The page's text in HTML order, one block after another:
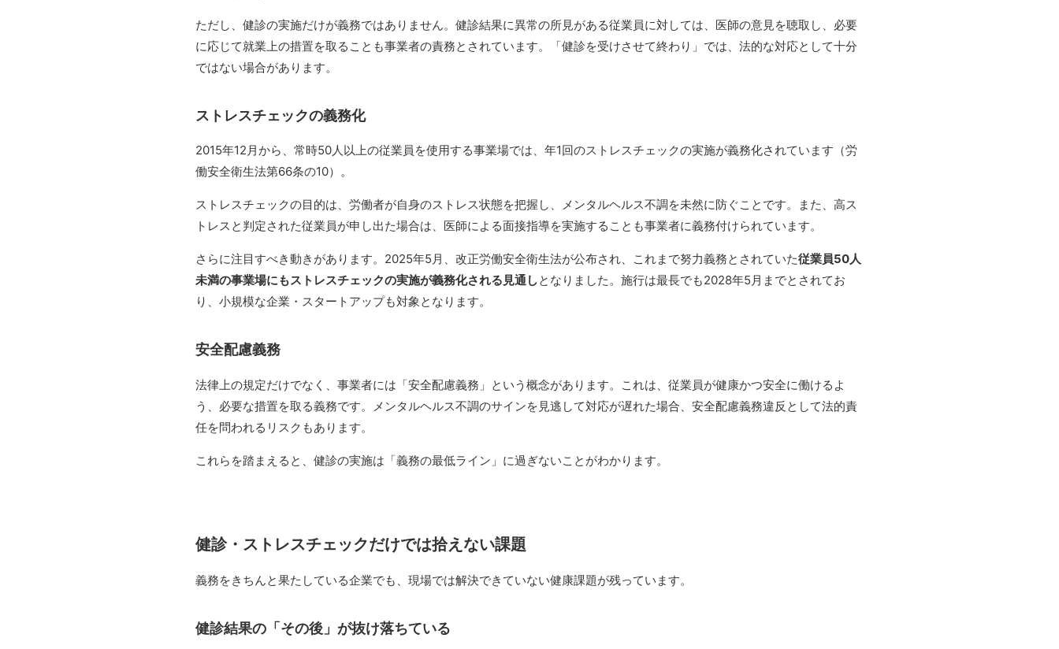
ただし、健診の実施だけが義務ではありません。健診結果に異常の所見がある従業員に対しては、医師の意見を聴取し、必要
に応じて就業上の措置を取ることも事業者の責務とされています。「健診を受けさせて終わり」では、法的な対応として十分
ではない場合があります。
ストレスチェックの義務化
2015年12月から、常時50人以上の従業員を使用する事業場では、年1回のストレスチェックの実施が義務化されています（労
働安全衛生法第66条の10）。
ストレスチェックの目的は、労働者が自身のストレス状態を把握し、メンタルヘルス不調を未然に防ぐことです。また、高ス
トレスと判定された従業員が申し出た場合は、医師による面接指導を実施することも事業者に義務付けられています。
さらに注目すべき動きがあります。2025年5月、改正労働安全衛生法が公布され、これまで努力義務とされていた従業員50人
未満の事業場にもストレスチェックの実施が義務化される見通しとなりました。施行は最長でも2028年5月までとされてお
り、小規模な企業・スタートアップも対象となります。
安全配慮義務
法律上の規定だけでなく、事業者には「安全配慮義務」という概念があります。これは、従業員が健康かつ安全に働けるよ
う、必要な措置を取る義務です。メンタルヘルス不調のサインを見逃して対応が遅れた場合、安全配慮義務違反として法的責
任を問われるリスクもあります。
これらを踏まえると、健診の実施は「義務の最低ライン」に過ぎないことがわかります。
健診・ストレスチェックだけでは拾えない課題
義務をきちんと果たしている企業でも、現場では解決できていない健康課題が残っています。
健診結果の「その後」が抜け落ちている